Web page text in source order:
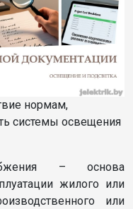
нормам,
системы освещения
– основа
жилого или
или